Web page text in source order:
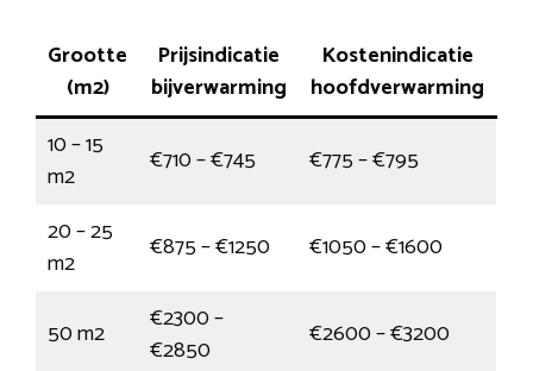
Grootte
(m2)
Prijsindicatie
bijverwarming
Kostenindicatie
hoofdverwarming
10 – 15
m2
€710 – €745
€775 – €795
20 – 25
m2
€875 – €1250 €1050 – €1600
50 m2
€2300 –
€2850
€2600 – €3200